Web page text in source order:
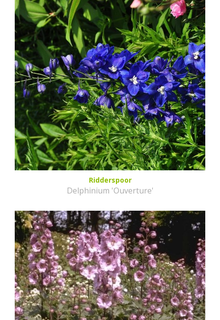
Ridderspoor
Delphinium 'Ouverture'